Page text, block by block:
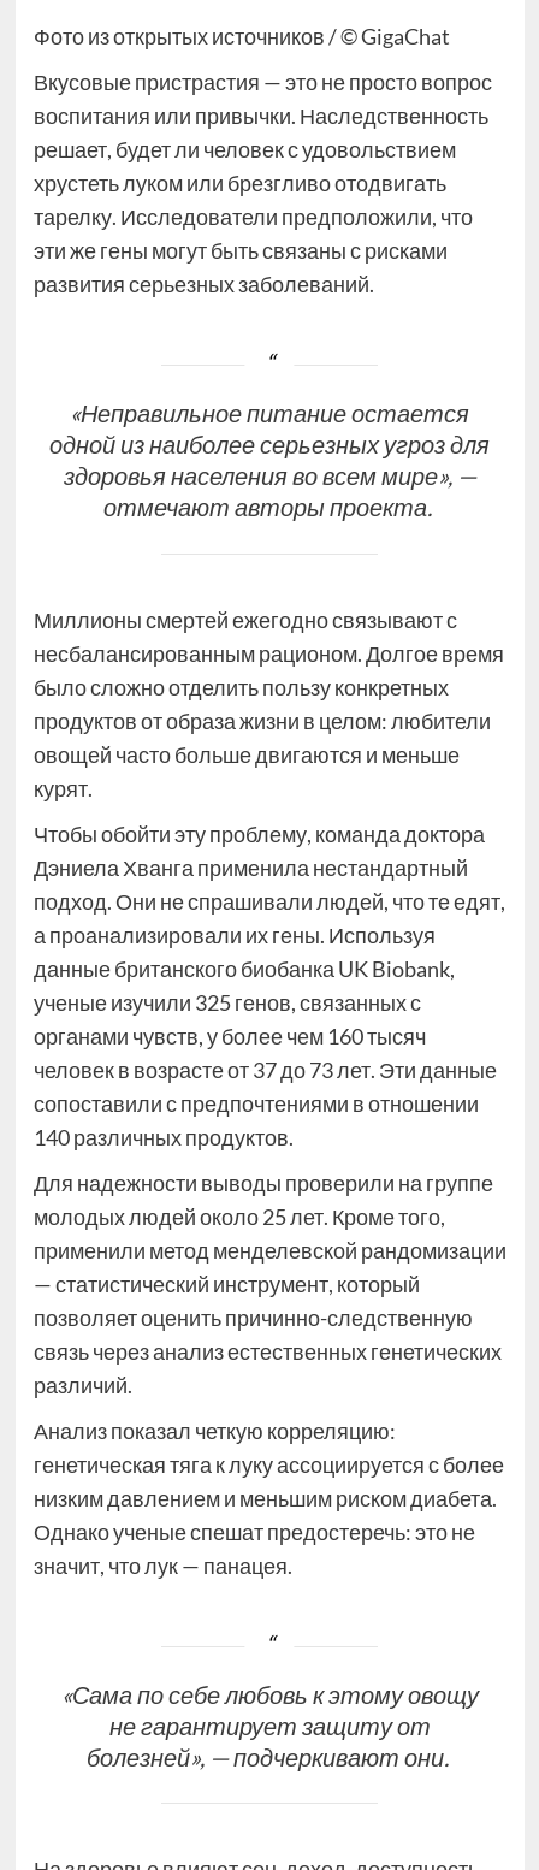
Фото из открытых источников / © GigaChat
Вкусовые пристрастия — это не просто вопрос
воспитания или привычки. Наследственность
решает, будет ли человек с удовольствием
хрустеть луком или брезгливо отодвигать
тарелку. Исследователи предположили, что
эти же гены могут быть связаны с рисками
развития серьезных заболеваний.
«Неправильное питание остается
одной из наиболее серьезных угроз для
здоровья населения во всем мире», —
отмечают авторы проекта.
Миллионы смертей ежегодно связывают с
несбалансированным рационом. Долгое время
было сложно отделить пользу конкретных
продуктов от образа жизни в целом: любители
овощей часто больше двигаются и меньше
курят.
Чтобы обойти эту проблему, команда доктора
Дэниела Хванга применила нестандартный
подход. Они не спрашивали людей, что те едят,
а проанализировали их гены. Используя
данные британского биобанка UK Biobank,
ученые изучили 325 генов, связанных с
органами чувств, у более чем 160 тысяч
человек в возрасте от 37 до 73 лет. Эти данные
сопоставили с предпочтениями в отношении
140 различных продуктов.
Для надежности выводы проверили на группе
молодых людей около 25 лет. Кроме того,
применили метод менделевской рандомизации
— статистический инструмент, который
позволяет оценить причинно-следственную
связь через анализ естественных генетических
различий.
Анализ показал четкую корреляцию:
генетическая тяга к луку ассоциируется с более
низким давлением и меньшим риском диабета.
Однако ученые спешат предостеречь: это не
значит, что лук — панацея.
«Сама по себе любовь к этому овощу
не гарантирует защиту от
болезней», — подчеркивают они.